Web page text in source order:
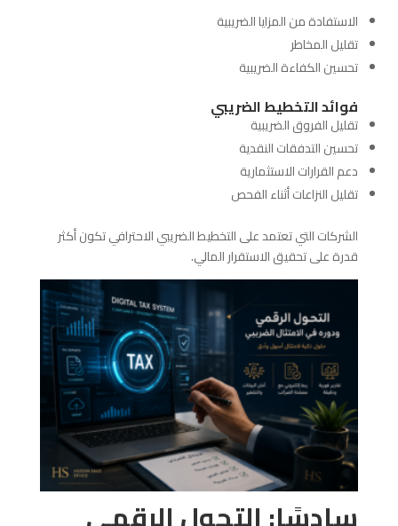
الاستفادة من المزايا الضريبية
تقليل المخاطر
تحسين الكفاءة الضريبية
فوائد التخطيط الضريبي
تقليل الفروق الضريبية
تحسين التدفقات النقدية
دعم القرارات الاستثمارية
تقليل النزاعات أثناء الفحص
الشركات التي تعتمد على التخطيط الضريبي الاحترافي تكون أكثر
قدرة على تحقيق الاستقرار المالي.